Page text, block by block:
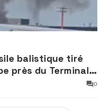
balistique tiré
près du Terminal
0